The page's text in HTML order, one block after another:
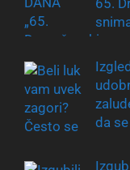
65.
da